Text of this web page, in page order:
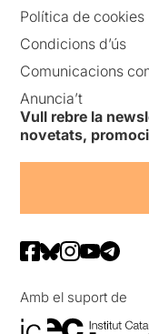
Política de cookies
Condicions d’ús
Comunicacions
Anuncia’t
Vull rebre la
novetats,
Amb el suport de